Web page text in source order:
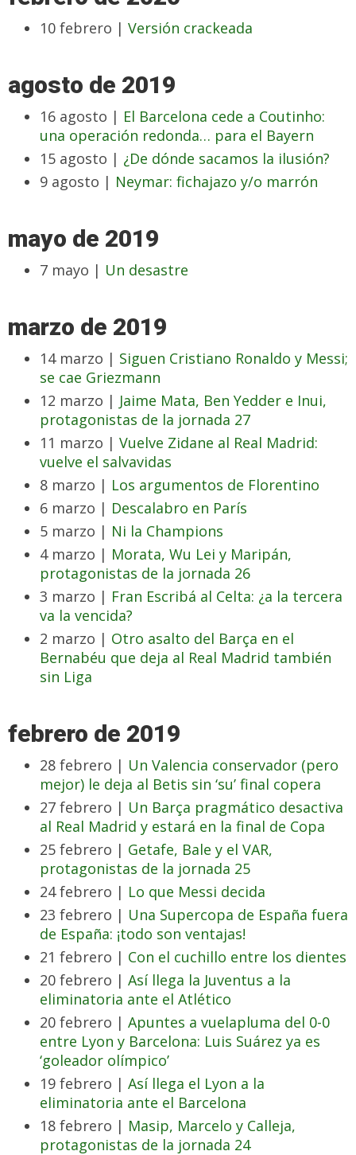
10 febrero | Versión crackeada
agosto de 2019
16 agosto | El Barcelona cede a Coutinho:
una operación redonda… para el Bayern
15 agosto | ¿De dónde sacamos la ilusión?
9 agosto | Neymar: fichajazo y/o marrón
mayo de 2019
7 mayo | Un desastre
marzo de 2019
14 marzo | Siguen Cristiano Ronaldo y Messi;
se cae Griezmann
12 marzo | Jaime Mata, Ben Yedder e Inui,
protagonistas de la jornada 27
11 marzo | Vuelve Zidane al Real Madrid:
vuelve el salvavidas
8 marzo | Los argumentos de Florentino
6 marzo | Descalabro en París
5 marzo | Ni la Champions
4 marzo | Morata, Wu Lei y Maripán,
protagonistas de la jornada 26
3 marzo | Fran Escribá al Celta: ¿a la tercera
va la vencida?
2 marzo | Otro asalto del Barça en el
Bernabéu que deja al Real Madrid también
sin Liga
febrero de 2019
28 febrero | Un Valencia conservador (pero
mejor) le deja al Betis sin ‘su’ final copera
27 febrero | Un Barça pragmático desactiva
al Real Madrid y estará en la final de Copa
25 febrero | Getafe, Bale y el VAR,
protagonistas de la jornada 25
24 febrero | Lo que Messi decida
23 febrero | Una Supercopa de España fuera
de España: ¡todo son ventajas!
21 febrero | Con el cuchillo entre los dientes
20 febrero | Así llega la Juventus a la
eliminatoria ante el Atlético
20 febrero | Apuntes a vuelapluma del 0-0
entre Lyon y Barcelona: Luis Suárez ya es
‘goleador olímpico’
19 febrero | Así llega el Lyon a la
eliminatoria ante el Barcelona
18 febrero | Masip, Marcelo y Calleja,
protagonistas de la jornada 24